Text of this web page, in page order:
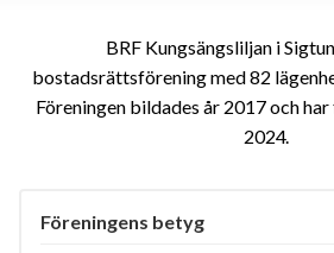
BRF Kungsängsliljan i
bostadsrättsförening med 82
Föreningen bildades år 2017 och
2024
Föreningens betyg